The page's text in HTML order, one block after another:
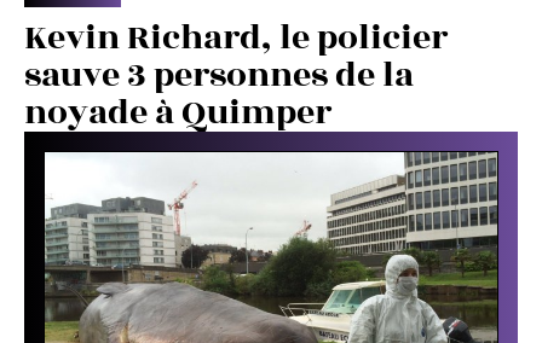
Kevin Richard, le policier
sauve 3 personnes de la
noyade à Quimper